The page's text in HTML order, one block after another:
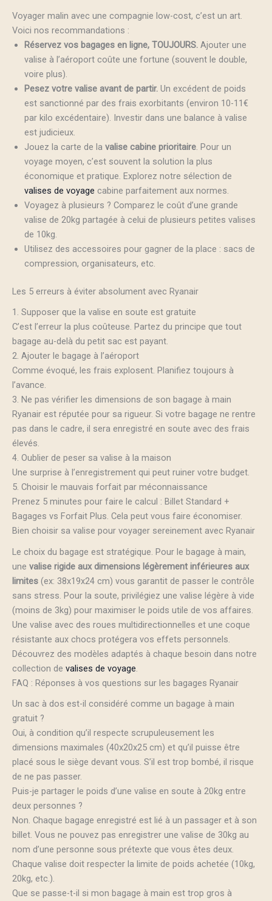
Voyager malin avec une compagnie low-cost, c’est un art.
Voici nos recommandations :
Réservez vos bagages en ligne, TOUJOURS. Ajouter une
valise à l’aéroport coûte une fortune (souvent le double,
voire plus).
Pesez votre valise avant de partir. Un excédent de poids
est sanctionné par des frais exorbitants (environ 10-11€
par kilo excédentaire). Investir dans une balance à valise
est judicieux.
Jouez la carte de la valise cabine prioritaire. Pour un
voyage moyen, c’est souvent la solution la plus
économique et pratique. Explorez notre sélection de
valises de voyage cabine parfaitement aux normes.
Voyagez à plusieurs ? Comparez le coût d’une grande
valise de 20kg partagée à celui de plusieurs petites valises
de 10kg.
Utilisez des accessoires pour gagner de la place : sacs de
compression, organisateurs, etc.
Les 5 erreurs à éviter absolument avec Ryanair
1. Supposer que la valise en soute est gratuite
C’est l’erreur la plus coûteuse. Partez du principe que tout
bagage au-delà du petit sac est payant.
2. Ajouter le bagage à l’aéroport
Comme évoqué, les frais explosent. Planifiez toujours à
l’avance.
3. Ne pas vérifier les dimensions de son bagage à main
Ryanair est réputée pour sa rigueur. Si votre bagage ne rentre
pas dans le cadre, il sera enregistré en soute avec des frais
élevés.
4. Oublier de peser sa valise à la maison
Une surprise à l’enregistrement qui peut ruiner votre budget.
5. Choisir le mauvais forfait par méconnaissance
Prenez 5 minutes pour faire le calcul : Billet Standard +
Bagages vs Forfait Plus. Cela peut vous faire économiser.
Bien choisir sa valise pour voyager sereinement avec Ryanair
Le choix du bagage est stratégique. Pour le bagage à main,
une valise rigide aux dimensions légèrement inférieures aux
limites (ex: 38x19x24 cm) vous garantit de passer le contrôle
sans stress. Pour la soute, privilégiez une valise légère à vide
(moins de 3kg) pour maximiser le poids utile de vos affaires.
Une valise avec des roues multidirectionnelles et une coque
résistante aux chocs protégera vos effets personnels.
Découvrez des modèles adaptés à chaque besoin dans notre
collection de valises de voyage
FAQ : Réponses à vos questions sur les bagages Ryanair
Un sac à dos est-il considéré comme un bagage à main
gratuit ?
Oui, à condition qu’il respecte scrupuleusement les
dimensions maximales (40x20x25 cm) et qu’il puisse être
placé sous le siège devant vous. S’il est trop bombé, il risque
de ne pas passer.
Puis-je partager le poids d’une valise en soute à 20kg entre
deux personnes ?
Non. Chaque bagage enregistré est lié à un passager et à son
billet. Vous ne pouvez pas enregistrer une valise de 30kg au
nom d’une personne sous prétexte que vous êtes deux.
Chaque valise doit respecter la limite de poids achetée (10kg,
20kg, etc.).
Que se passe-t-il si mon bagage à main est trop gros à